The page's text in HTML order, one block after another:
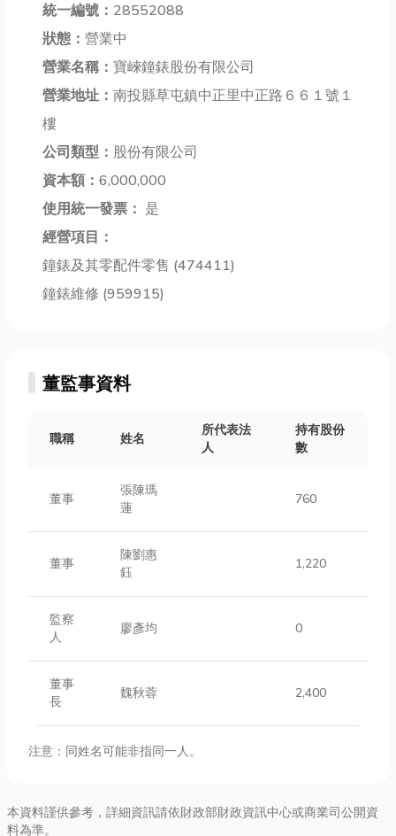
準備什麼文
件、 還有哪些
小編這就來幫
你解答！另
外，還有6家
推薦，幫你快
速找...
底有哪些組
角呢？今天小
編就來為你一
出在值得推薦
的台北監控系
統廠...
帶你快速掌握
統一編號： 28552088
狀態： 營業中
營業名稱： 寶崍鐘錶股份有限公司
營業地址： 南投縣草屯鎮中正里中正路６６１號１
樓
公司類型： 股份有限公司
資本額： 6,000,000
使用統一發票： 是
經營項目：
鐘錶及其零配件零售 (474411)
鐘錶維修 (959915)
董監事資料
職稱 姓名
所代表法
人
持有股份
數
董事
張陳瑪
蓮
760
董事
陳劉惠
鈺
1,220
監察
人
廖彥均 0
董事
長
魏秋蓉 2,400
注意：同姓名可能非指同一人。
本資料謹供參考，詳細資訊請依財政部財政資訊中心或商業司公開資
料為準。